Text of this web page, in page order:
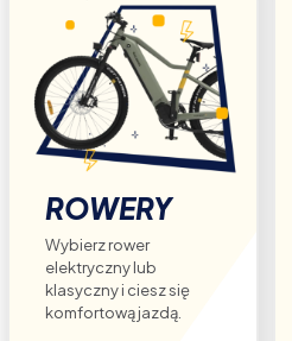
ROWERY
Wybierz rower
elektryczny lub
klasyczny i ciesz się
komfortową jazdą.